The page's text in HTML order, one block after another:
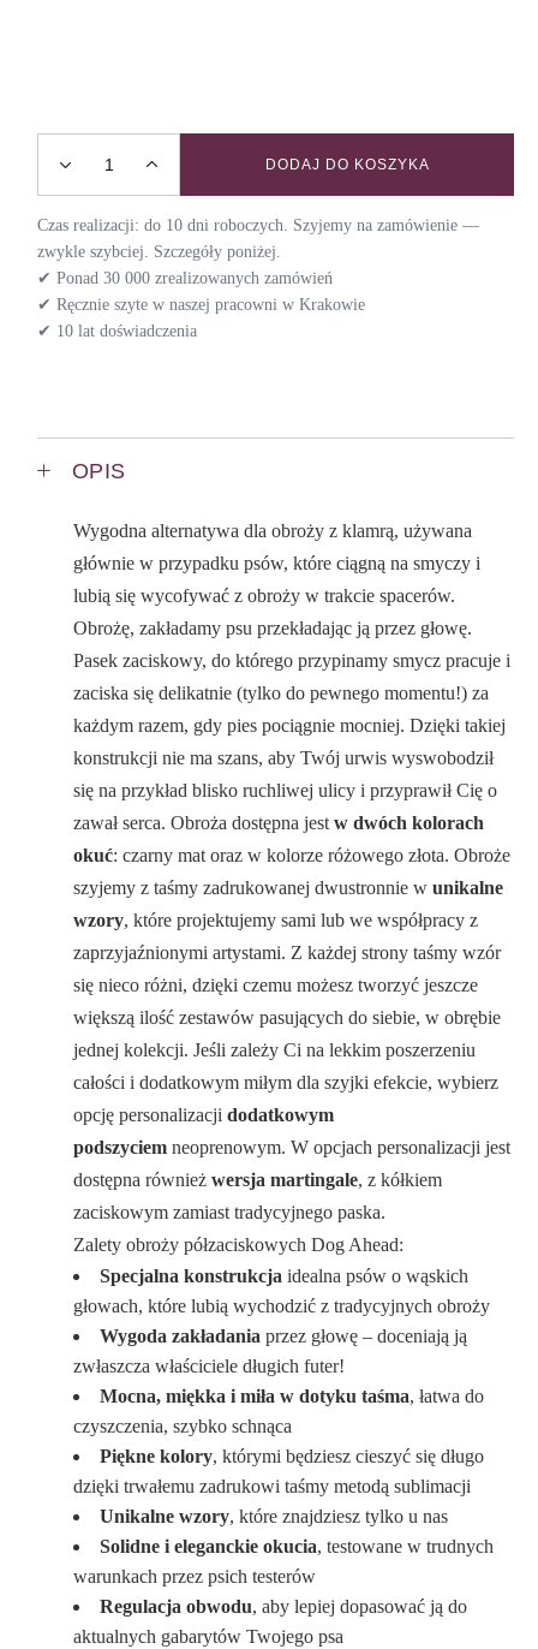
Obroża półzaciskowa COSMIC / WITCH quantity
DODAJ DO KOSZYKA
Czas realizacji: do 10 dni roboczych. Szyjemy na zamówienie —
zwykle szybciej. Szczegóły poniżej.
✔ Ponad 30 000 zrealizowanych zamówień
✔ Ręcznie szyte w naszej pracowni w Krakowie
✔ 10 lat doświadczenia
OPIS
Wygodna alternatywa dla obroży z klamrą, używana
głównie w przypadku psów, które ciągną na smyczy i
lubią się wycofywać z obroży w trakcie spacerów.
Obrożę, zakładamy psu przekładając ją przez głowę.
Pasek zaciskowy, do którego przypinamy smycz pracuje i
zaciska się delikatnie (tylko do pewnego momentu!) za
każdym razem, gdy pies pociągnie mocniej. Dzięki takiej
konstrukcji nie ma szans, aby Twój urwis wyswobodził
się na przykład blisko ruchliwej ulicy i przyprawił Cię o
zawał serca. Obroża dostępna jestw dwóch kolorach
okuć: czarny mat oraz w kolorze różowego złota. Obroże
szyjemy z taśmy zadrukowanej dwustronnie wunikalne
wzory, które projektujemy sami lub we współpracy z
zaprzyjaźnionymi artystami. Z każdej strony taśmy wzór
się nieco różni, dzięki czemu możesz tworzyć jeszcze
większą ilość zestawów pasujących do siebie, w obrębie
jednej kolekcji. Jeśli zależy Ci na lekkim poszerzeniu
całości i dodatkowym miłym dla szyjki efekcie, wybierz
opcję personalizacjidodatkowym
podszyciem neoprenowym. W opcjach personalizacji jest
dostępna równieżwersja martingale, z kółkiem
zaciskowym zamiast tradycyjnego paska.
Zalety obroży półzaciskowych Dog Ahead:
Specjalna konstrukcja idealna psów o wąskich
głowach, które lubią wychodzić z tradycyjnych obroży
Wygoda zakładania przez głowę – doceniają ją
zwłaszcza właściciele długich futer!
Mocna, miękka i miła w dotyku taśma, łatwa do
czyszczenia, szybko schnąca
Piękne kolory, którymi będziesz cieszyć się długo
dzięki trwałemu zadrukowi taśmy metodą sublimacji
Unikalne wzory, które znajdziesz tylko u nas
Solidne i eleganckie okucia, testowane w trudnych
warunkach przez psich testerów
Regulacja obwodu, aby lepiej dopasować ją do
aktualnych gabarytów Twojego psa